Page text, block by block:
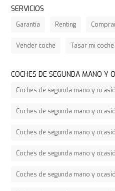
SERVICIOS
Garantía Renting
Vender coche Tasar mi coche
COCHES DE SEGUNDA MANO Y
Coches de segunda mano y
Coches de segunda mano y
Coches de segunda mano y
Coches de segunda mano y
Coches de segunda mano y